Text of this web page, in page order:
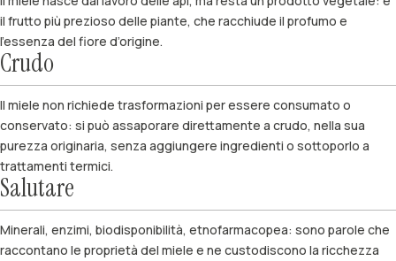
il frutto più prezioso delle piante, che racchiude il profumo e
l’essenza del fiore d’origine.
Crudo
Il miele non richiede trasformazioni per essere consumato o
conservato: si può assaporare direttamente a crudo, nella sua
purezza originaria, senza aggiungere ingredienti o sottoporlo a
trattamenti termici.
Salutare
Minerali, enzimi, biodisponibilità, etnofarmacopea: sono parole che
raccontano le proprietà del miele e ne custodiscono la ricchezza
Hotel e Ristorazione